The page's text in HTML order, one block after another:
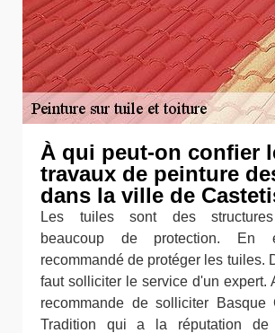
À qui peut-on confier
travaux de peinture
dans la ville de
Les tuiles sont des structures
beaucoup de protection.
recommandé de protéger les tuiles.
faut solliciter le service d'un expert.
recommande de solliciter Basque
Tradition qui a la réputation de